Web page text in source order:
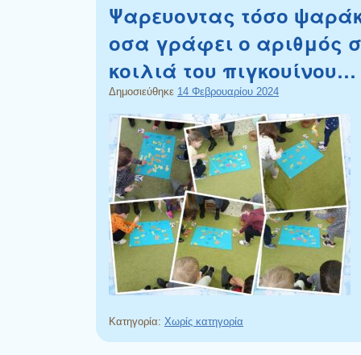
Ψαρευοντας τόσο
οσα γράφει ο αριθμός
κοιλιά του πιγκουίνου…
Δημοσιεύθηκε 14 Φεβρουαρίου 2024
Κατηγορία: Χωρίς κατηγορία